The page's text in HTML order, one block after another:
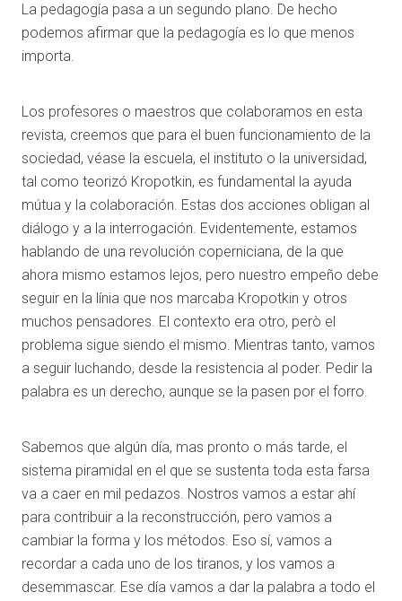
La pedagogía pasa a un segundo plano. De hecho
podemos afirmar que la pedagogía es lo que menos
importa.
Los profesores o maestros que colaboramos en esta
revista, creemos que para el buen funcionamiento de la
sociedad, véase la escuela, el instituto o la universidad,
tal como teorizó Kropotkin, es fundamental la ayuda
mútua y la colaboración. Estas dos acciones obligan al
diálogo y a la interrogación. Evidentemente, estamos
hablando de una revolución coperniciana, de la que
ahora mismo estamos lejos, pero nuestro empeño debe
seguir en la línia que nos marcaba Kropotkin y otros
muchos pensadores. El contexto era otro, però el
problema sigue siendo el mismo. Mientras tanto, vamos
a seguir luchando, desde la resistencia al poder. Pedir la
palabra es un derecho, aunque se la pasen por el forro.
Sabemos que algún día, mas pronto o más tarde, el
sistema piramidal en el que se sustenta toda esta farsa
va a caer en mil pedazos. Nostros vamos a estar ahí
para contribuir a la reconstrucción, pero vamos a
cambiar la forma y los métodos. Eso sí, vamos a
recordar a cada uno de los tiranos, y los vamos a
desemmascar. Ese día vamos a dar la palabra a todo el